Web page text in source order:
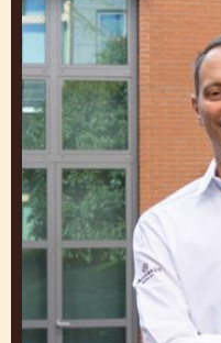
HIDDE DE
Ambassador
Nederland
Ciro
Fraddanno